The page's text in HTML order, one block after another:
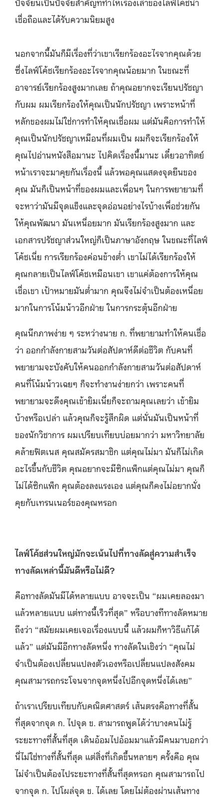
เชื่อถือและได้รับความนิยมสูง
นอกจากนี้มันก็มีเรื่องที่ว่าเขาเรียกร้องอะไรจากคุณด้วย
ซึ่งไลฟ์โค้ชเรียกร้องอะไรจากคุณน้อยมาก ในขณะที่
อาจารย์เรียกร้องสูงมากเลย ถ้าคุณอยากจะเรียนปรัชญา
กับผม ผมเรียกร้องให้คุณเป็นนักปรัชญา เพราะหน้าที่
หลักของผมไม่ใช่การทำให้คุณเชื่อผม แต่มันคือการทำให้
คุณเป็นนักปรัชญาเหมือนที่ผมเป็น ผมก็จะเรียกร้องให้
คุณไปอ่านหนังสือมานะ ไปคิดเรื่องนี้มานะ เดี๋ยวอาทิตย์
หน้าเราจะมาคุยกันเรื่องนี้ แล้วพอคุณแสดงจุดยืนของ
คุณ มันก็เป็นหน้าที่ของผมและเพื่อนๆ ในการพยายามที่
จะหาว่ามันมีจุดแข็งและจุดอ่อนอย่างไรบ้างเพื่อช่วยกัน
ให้คุณพัฒนา มันเหนื่อยมาก มันเรียกร้องสูงมาก และ
เอกสารปรัชญาส่วนใหญ่ก็เป็นภาษาอังกฤษ ในขณะที่ไลฟ์
โค้ชเนี่ย การเรียกร้องค่อนข้างต่ำ เขาไม่ได้เรียกร้องให้
คุณกลายเป็นไลฟ์โค้ชเหมือนเขา เขาแค่ต้องการให้คุณ
เชื่อเขา เป้าหมายมันต่ำมาก คุณจึงไม่จำเป็นต้องเหนื่อย
มากในการโน้มน้าวอีกฝ่าย ในการกระตุ้นอีกฝ่าย
คุณนึกภาพง่าย ๆ ระหว่างนาย ก. ที่พยายามทำให้คนเชื่อ
ว่า ออกกำลังกายสามวันต่อสัปดาห์ดีต่อชีวิต กับคนที่
พยายามจะบังคับให้คนออกกำลังกายสามวันต่อสัปดาห์
คนที่โน้มน้าวเฉยๆ ก็จะทำงานง่ายกว่า เพราะคนที่
พยายามจะดึงคุณเข้ายิมเนี่ยก็จะถามคุณเลยว่า เข้ายิม
บ้างหรือเปล่า แล้วคุณก็จะรู้สึกผิด แต่นั่นมันเป็นหน้าที่
ของนักวิชาการ ผมเปรียบเทียบบ่อยมากว่า มหาวิทยาลัย
คล้ายฟิตเนส คุณสมัครสมาชิก แต่คุณไม่มา มันก็ไม่เกิด
อะไรขึ้นกับชีวิต คุณอยากจะมีซิกแพ็กแต่คุณไม่มา คุณก็
ไม่ได้ซิกแพ็ก คุณต้องลงแรงเอง แต่คุณก็คงไม่อยากนั่ง
คุยกับเทรนเนอร์ของคุณหรอก
ไลฟ์โค้ชส่วนใหญ่มักจะเน้นไปที่ทางลัดสู่ความสำเร็จ
ทางลัดเหล่านี้มันดีหรือไม่ดี?
คือทางลัดมันมีได้หลายแบบ อาจจะเป็น “ผมเคยลองมา
แล้วหลายแบบ แต่ทางนี้เร็วที่สุด” หรือบางทีทางลัดหมาย
ถึงว่า “สมัยผมเคยเจอเรื่องแบบนี้ แล้วผมก็หาวิธีแก้ได้
แล้ว” แต่มันมีอีกทางลัดหนึ่ง ทางลัดในเชิงว่า “คุณไม่
จำเป็นต้องเปลี่ยนแปลงตัวเองหรือเปลี่ยนแปลงสังคม
คุณสามารถกระโจนจากจุดหนึ่งไปอีกจุดหนึ่งได้เลย”
ถ้าเราเปรียบเทียบกับคณิตศาสตร์ เส้นตรงคือทางที่สั้น
ที่สุดจากจุด ก. ไปจุด ข. สามารถพูดได้ว่าบางคนไม่รู้
ระยะทางที่สั้นที่สุด เดินอ้อมไปอ้อมมาแล้วมีคนมาบอกว่า
นี่ไม่ใช่ทางที่สั้นที่สุด แต่สิ่งที่เกิดขึ้นหลายๆ ครั้งคือ คุณ
ไม่จำเป็นต้องไประยะทางที่สั้นที่สุดหรอก คุณสามารถไป
จากจุด ก. ไปโผล่จุด ข. ได้เลย โดยไม่ต้องผ่านเส้นทาง